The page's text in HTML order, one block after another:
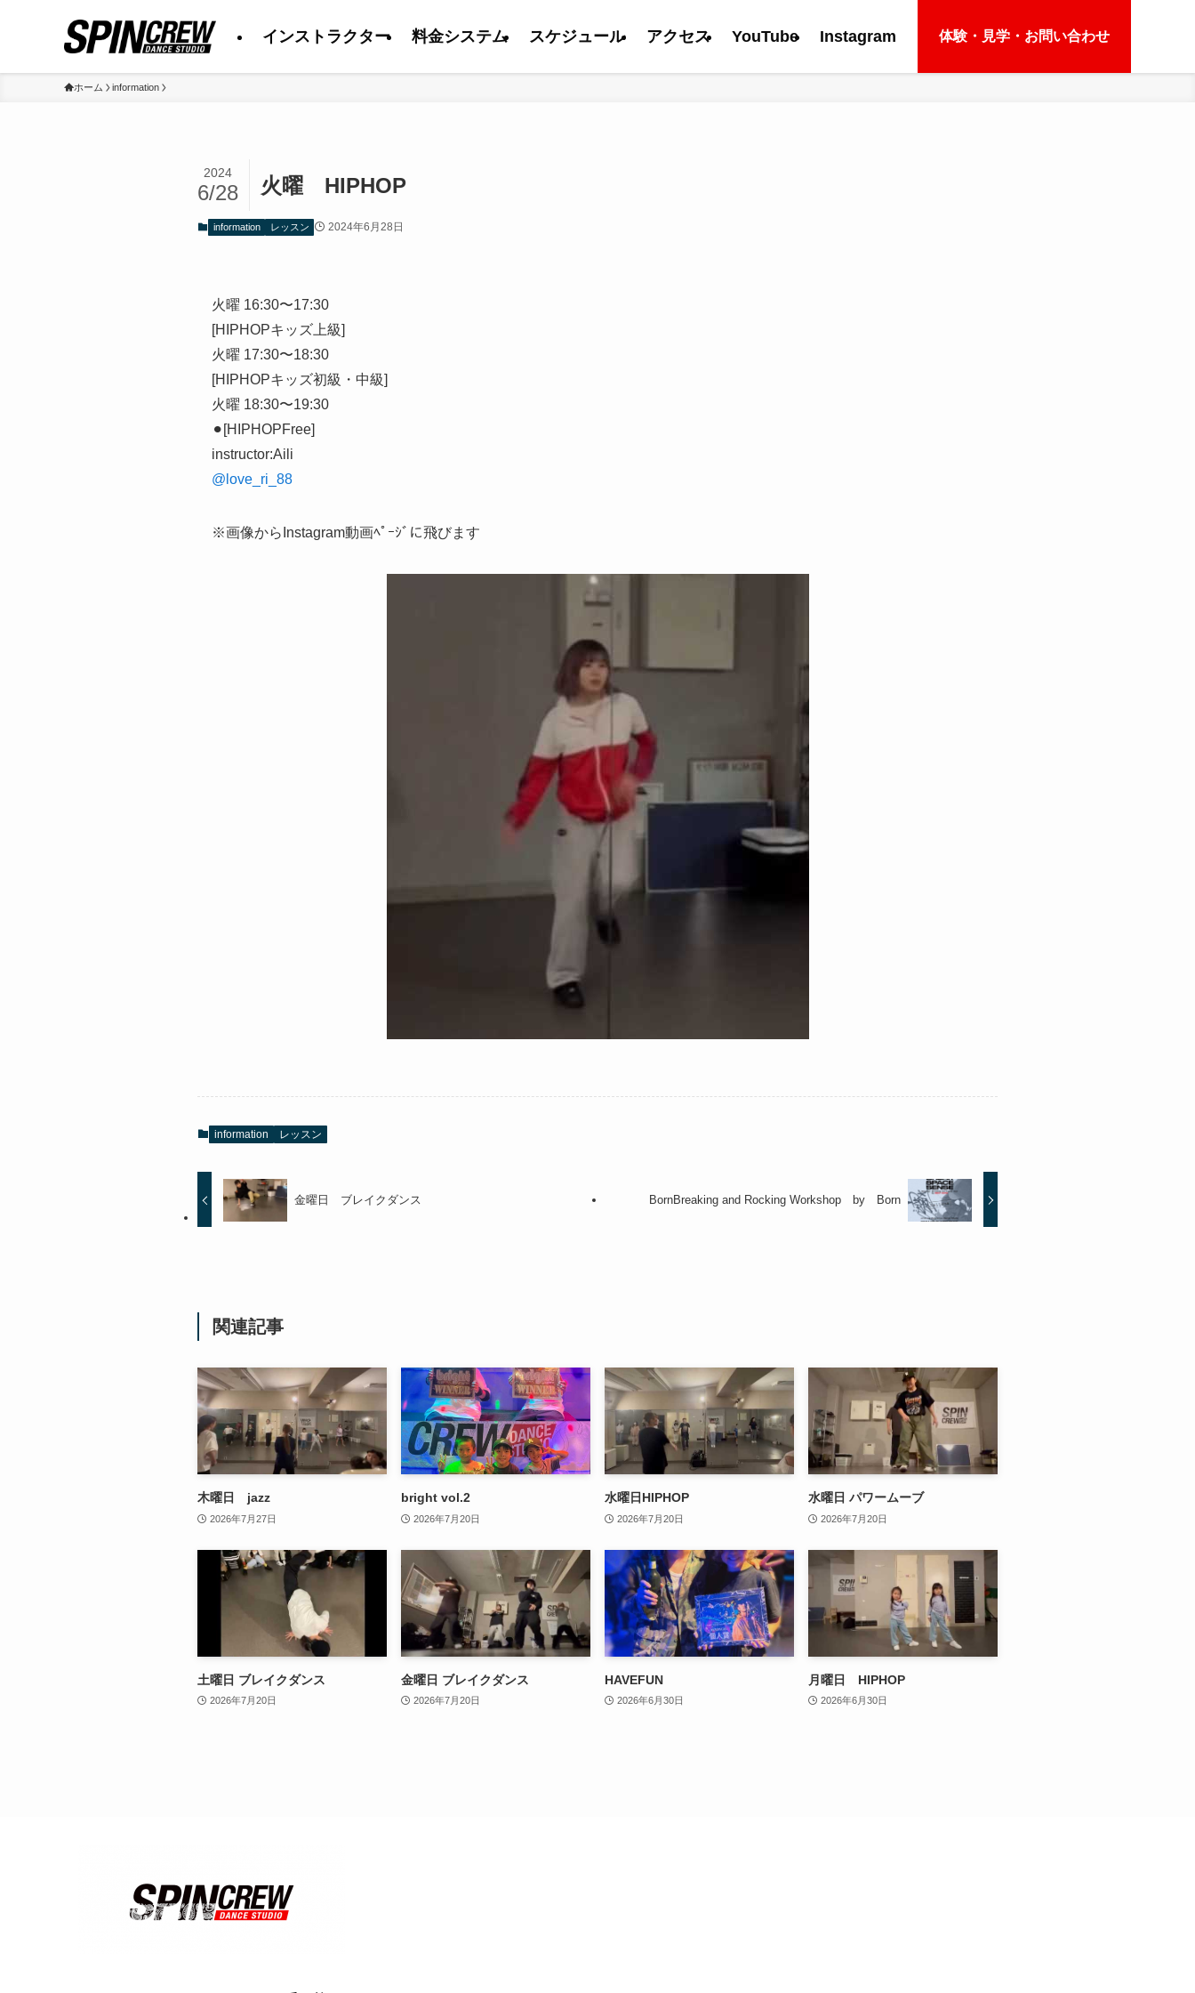
インストラクター 料金システム スケジュール アクセス YouTube Instagram 体験・見学・お問い合わせ
ホーム information
火曜 HIPHOP
2024
6/28
information レッスン 2024年6月28日
火曜 16:30〜17:30
[HIPHOPキッズ上級]
火曜 17:30〜18:30
[HIPHOPキッズ初級・中級]
火曜 18:30〜19:30
⚫︎[HIPHOPFree]
instructor:Aili
@love_ri_88
※画像からInstagram動画ﾍﾟｰｼﾞに飛びます
information レッスン
金曜日 ブレイクダンス BornBreaking and Rocking Workshop by Born
関連記事
木曜日 jazz
2026年7月27日
bright vol.2
2026年7月20日
水曜日HIPHOP
2026年7月20日
水曜日 パワームーブ
2026年7月20日
土曜日 ブレイクダンス
2026年7月20日
金曜日 ブレイクダンス
2026年7月20日
HAVEFUN
2026年6月30日
月曜日 HIPHOP
2026年6月30日